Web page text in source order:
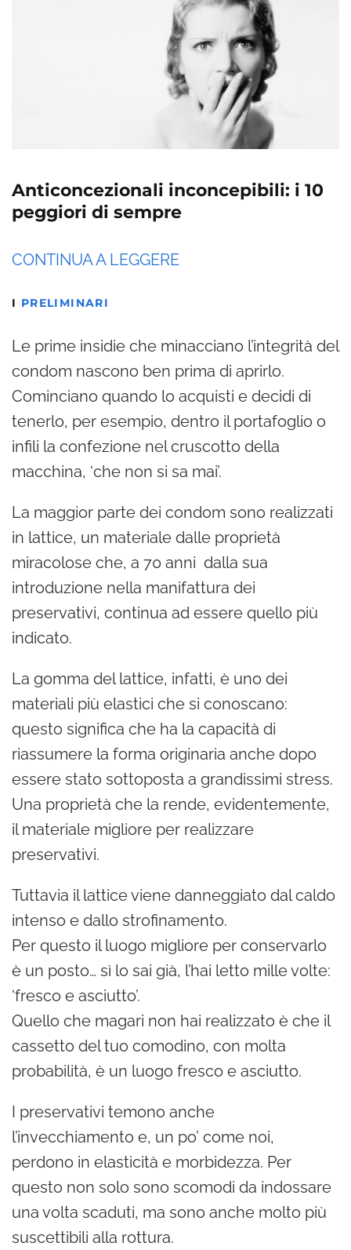
Anticoncezionali inconcepibili: i 10
peggiori di sempre
CONTINUA A LEGGERE
I PRELIMINARI
Le prime insidie che minacciano l’integrità del
condom nascono ben prima di aprirlo.
Cominciano quando lo acquisti e decidi di
tenerlo, per esempio, dentro il portafoglio o
infili la confezione nel cruscotto della
macchina, ‘che non si sa mai’.
La maggior parte dei condom sono realizzati
in lattice, un materiale dalle proprietà
miracolose che, a 70 anni dalla sua
introduzione nella manifattura dei
preservativi, continua ad essere quello più
indicato.
La gomma del lattice, infatti, è uno dei
materiali più elastici che si conoscano:
questo significa che ha la capacità di
riassumere la forma originaria anche dopo
essere stato sottoposta a grandissimi stress.
Una proprietà che la rende, evidentemente,
il materiale migliore per realizzare
preservativi.
Tuttavia il lattice viene danneggiato dal caldo
intenso e dallo strofinamento.
Per questo il luogo migliore per conservarlo
è un posto… sì lo sai già, l’hai letto mille volte:
‘fresco e asciutto’.
Quello che magari non hai realizzato è che il
cassetto del tuo comodino, con molta
probabilità, è un luogo fresco e asciutto.
I preservativi temono anche
l’invecchiamento e, un po’ come noi,
perdono in elasticità e morbidezza. Per
questo non solo sono scomodi da indossare
una volta scaduti, ma sono anche molto più
suscettibili alla rottura.